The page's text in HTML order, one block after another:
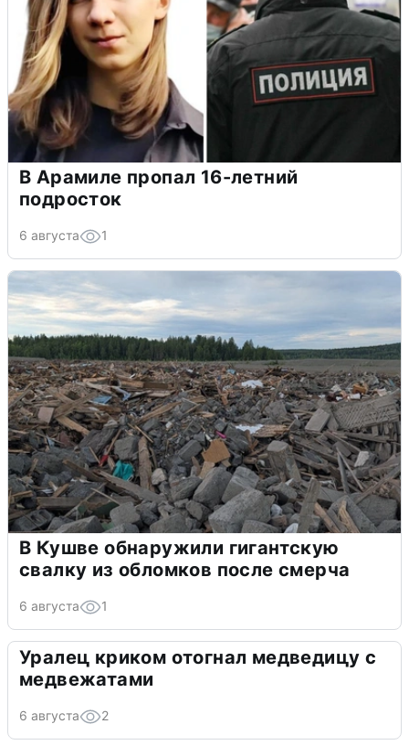
В Арамиле пропал 16-летний
подросток
6 августа 1
В Кушве обнаружили гигантскую
свалку из обломков после смерча
6 августа 1
Уралец криком отогнал медведицу с
медвежатами
6 августа 2